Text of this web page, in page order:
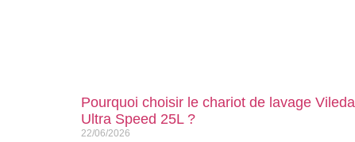
Pourquoi choisir le chariot de lavage Vileda
Ultra Speed 25L ?
22/06/2026